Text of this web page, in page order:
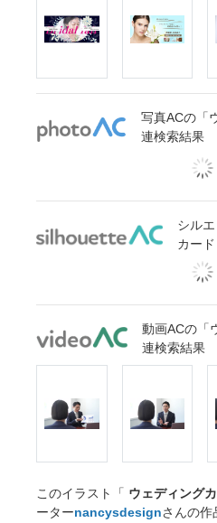
写真ACの「
連検索結果
シル
カー
動画ACの「
連検索結果
このイラスト「 ウェディング
ーターnancysdesignさんの作